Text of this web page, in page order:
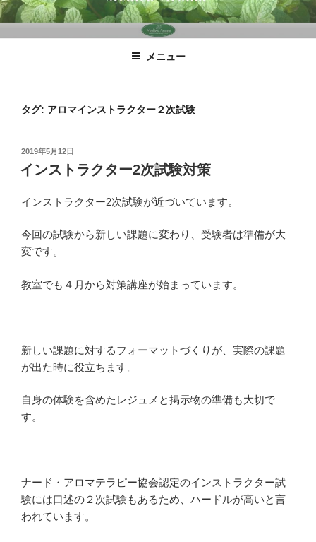
コ
ン
テ
メニュー
タグ: アロマインストラクター２次試験
投
稿
日:
2019年5月12日
インストラクター2次試験対策
インストラクター2次試験が近づいています。
今回の試験から新しい課題に変わり、受験者は準備が大
変です。
教室でも４月から対策講座が始まっています。
新しい課題に対するフォーマットづくりが、実際の課題
が出た時に役立ちます。
自身の体験を含めたレジュメと掲示物の準備も大切で
す。
ナード・アロマテラピー協会認定のインストラクター試
験には口述の２次試験もあるため、ハードルが高いと言
われています。